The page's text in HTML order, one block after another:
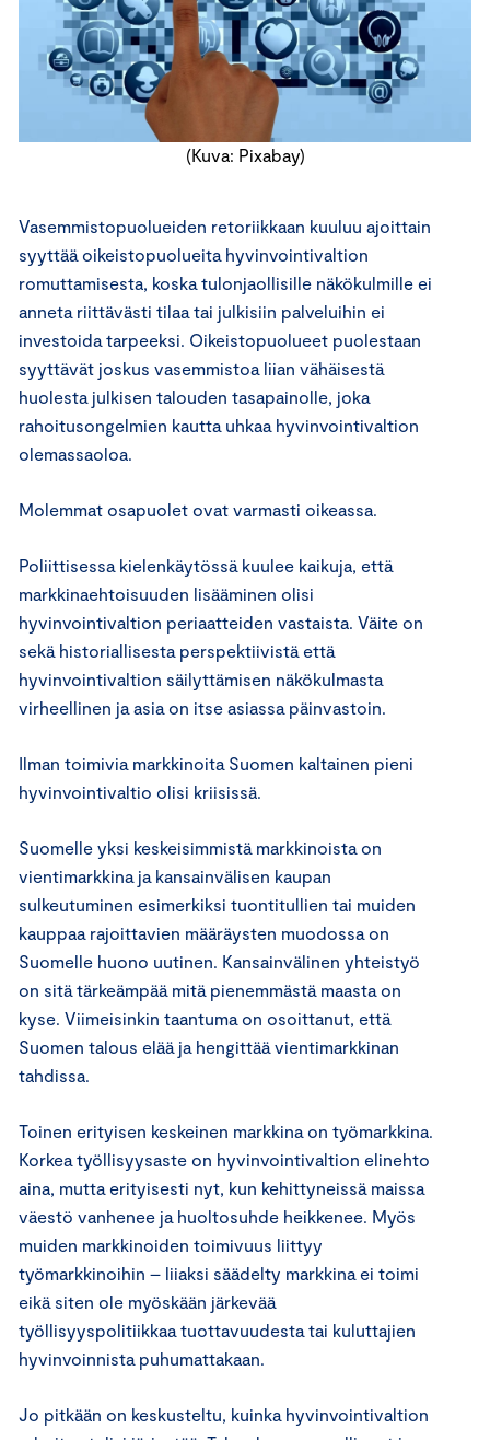
(Kuva: Pixabay)
Vasemmistopuolueiden retoriikkaan kuuluu ajoittain
syyttää oikeistopuolueita hyvinvointivaltion
romuttamisesta, koska tulonjaollisille näkökulmille ei
anneta riittävästi tilaa tai julkisiin palveluihin ei
investoida tarpeeksi. Oikeistopuolueet puolestaan
syyttävät joskus vasemmistoa liian vähäisestä
huolesta julkisen talouden tasapainolle, joka
rahoitusongelmien kautta uhkaa hyvinvointivaltion
olemassaoloa.
Molemmat osapuolet ovat varmasti oikeassa.
Poliittisessa kielenkäytössä kuulee kaikuja, että
markkinaehtoisuuden lisääminen olisi
hyvinvointivaltion periaatteiden vastaista. Väite on
sekä historiallisesta perspektiivistä että
hyvinvointivaltion säilyttämisen näkökulmasta
virheellinen ja asia on itse asiassa päinvastoin.
Ilman toimivia markkinoita Suomen kaltainen pieni
hyvinvointivaltio olisi kriisissä.
Suomelle yksi keskeisimmistä markkinoista on
vientimarkkina ja kansainvälisen kaupan
sulkeutuminen esimerkiksi tuontitullien tai muiden
kauppaa rajoittavien määräysten muodossa on
Suomelle huono uutinen. Kansainvälinen yhteistyö
on sitä tärkeämpää mitä pienemmästä maasta on
kyse. Viimeisinkin taantuma on osoittanut, että
Suomen talous elää ja hengittää vientimarkkinan
tahdissa.
Toinen erityisen keskeinen markkina on työmarkkina.
Korkea työllisyysaste on hyvinvointivaltion elinehto
aina, mutta erityisesti nyt, kun kehittyneissä maissa
väestö vanhenee ja huoltosuhde heikkenee. Myös
muiden markkinoiden toimivuus liittyy
työmarkkinoihin – liiaksi säädelty markkina ei toimi
eikä siten ole myöskään järkevää
työllisyyspolitiikkaa tuottavuudesta tai kuluttajien
hyvinvoinnista puhumattakaan.
Jo pitkään on keskusteltu, kuinka hyvinvointivaltion